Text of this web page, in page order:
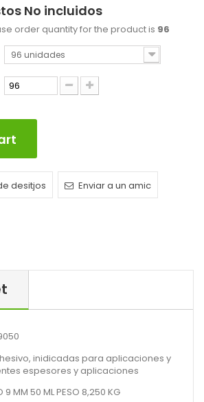
No incluidos
order quantity for the product is 96
96 unidades
desitjos Enviar a un amic
inidicadas para aplicaciones y
espesores y aplicaciones
9 MM 50 ML PESO 8,250 KG